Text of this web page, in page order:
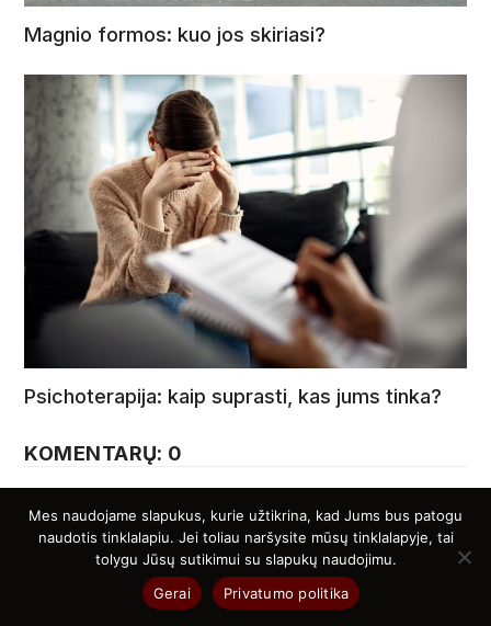
Magnio formos: kuo jos skiriasi?
Psichoterapija: kaip suprasti, kas jums tinka?
KOMENTARŲ: 0
Parašykite komentarą
El. pašto adresas nebus skelbiamas. Būtini laukeliai pažymėti
Mes naudojame slapukus, kurie užtikrina, kad Jums bus patogu
naudotis tinklalapiu. Jei toliau naršysite mūsų tinklalapyje, tai
tolygu Jūsų sutikimui su slapukų naudojimu.
Gerai
Privatumo politika